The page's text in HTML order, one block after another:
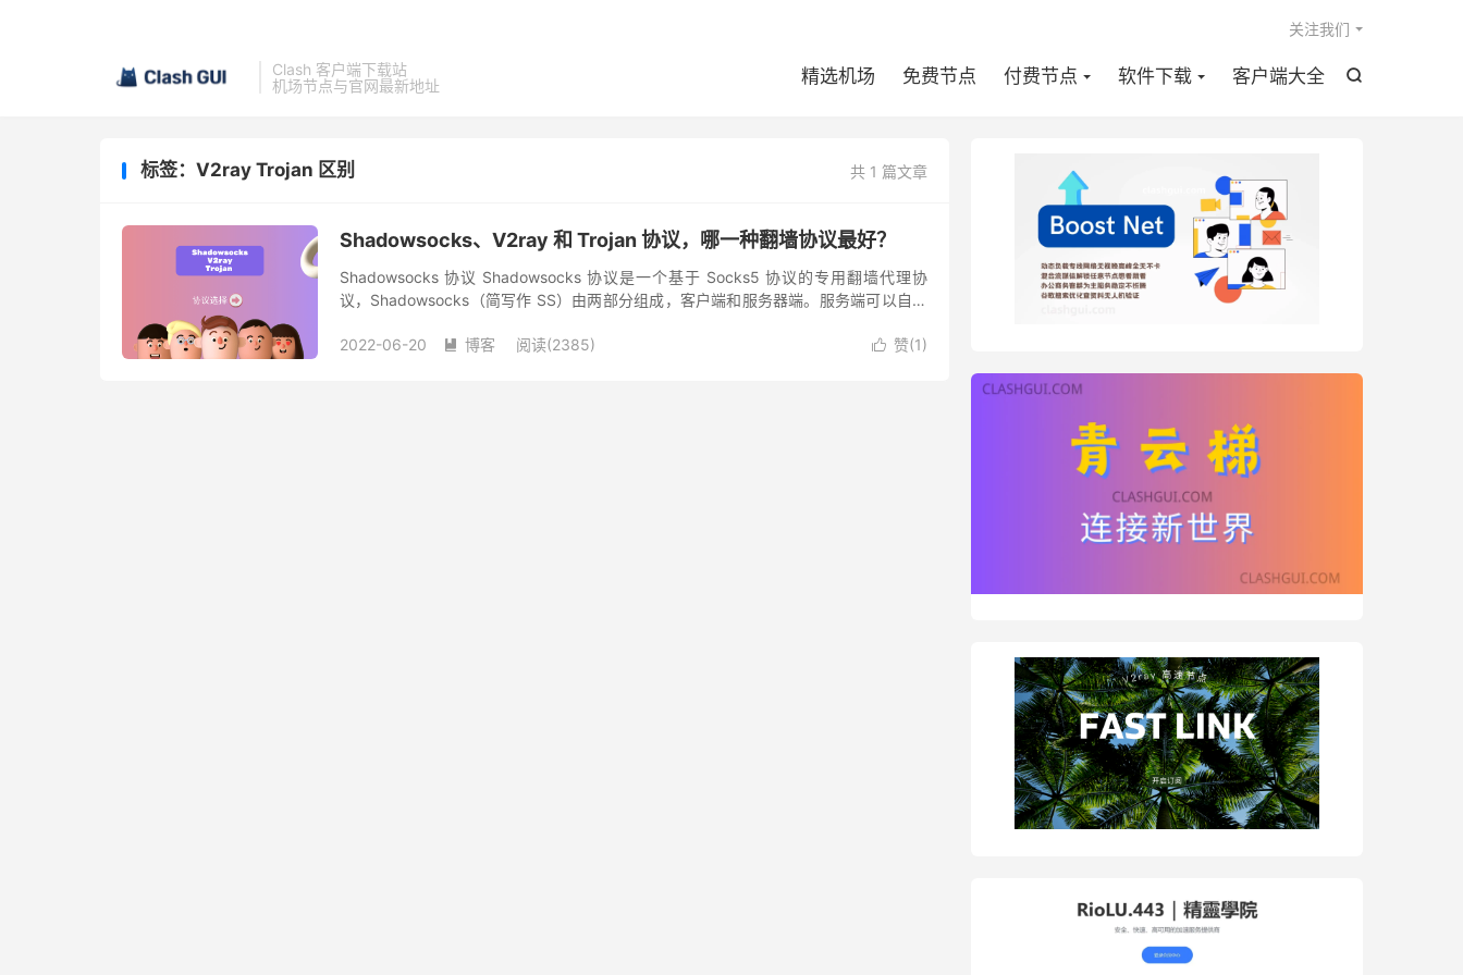
Clash 客户端下载站
机场节点与官网最新地址

精选机场 免费节点 付费节点 软件下载 客户端大全
关注我们
共 1 篇文章
标签：V2ray Trojan 区别
Shadowsocks、V2ray 和 Trojan 协议，哪一种翻墙协议最好？
Shadowsocks 协议 Shadowsocks 协议是一个基于 Socks5 协议的专用翻墙代理协
议，Shadowsocks（简写作 SS）由两部分组成，客户端和服务器端。服务端可以自己
 赞(1)
2022-06-20  博客 阅读(2385)